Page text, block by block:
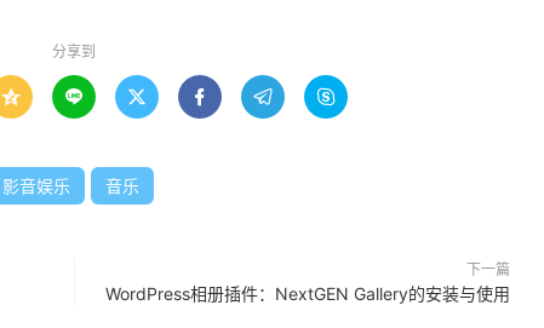
分享到
     
影音娱乐 音乐
下一篇
WordPress相册插件：NextGEN Gallery的安装与使用